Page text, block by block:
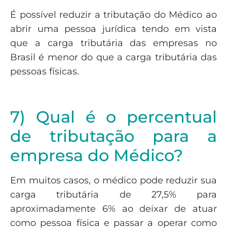
É possível reduzir a tributação do Médico ao
abrir uma pessoa jurídica tendo em vista
que a carga tributária das empresas no
Brasil é menor do que a carga tributária das
pessoas físicas.
7) Qual é o percentual
de tributação para a
empresa do Médico?
Em muitos casos, o médico pode reduzir sua
carga tributária de 27,5% para
aproximadamente 6% ao deixar de atuar
como pessoa física e passar a operar como